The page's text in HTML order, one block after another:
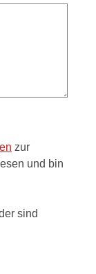
zur
und bin
sind